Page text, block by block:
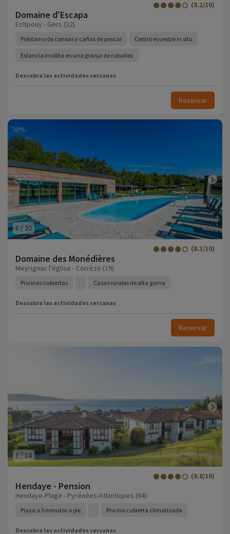
Domaine d'Escapa
(8.2/10)
Estipouy - Gers (32)
Préstamo de canoas y cañas de pescar Centro ecuestre in situ
Estancia insólita en una granja de caballos
Descubra las actividades cercanas
Reservar
1/20
Domaine des Monédières
(8.3/10)
Meyrignac l'église - Corrèze (19)
Piscinas cubiertas Casas rurales de alta gama
Descubra las actividades cercanas
Reservar
1/ 14
Hendaye - Pension
(8.8/10)
Hendaye-Plage - Pyrénées-Atlantiques (64)
Playa a 5 minutos a pie Piscina cubierta climatizada
Descubra las actividades cercanas